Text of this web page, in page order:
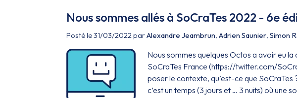
Nous sommes allés à SoCraTes 2022 - 6e
Posté le 31/03/2022 parAlexandre Jeambrun, Adrien Saunier, Simon
Nous sommes quelques Octos a avoir eu
SoCraTes France (https://twitter.com/
poser le contexte, qu’est-ce que
c’est un temps (3 jours et … 3 nuits) où une